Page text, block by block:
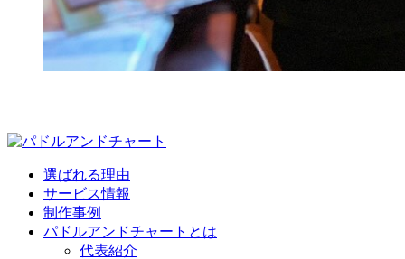
選ばれる理由
サービス情報
制作事例
パドルアンドチャートとは
代表紹介